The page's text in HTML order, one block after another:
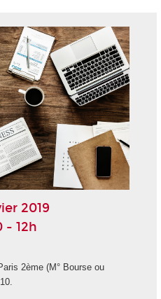
2019
- 12h
2ème (M° Bourse ou